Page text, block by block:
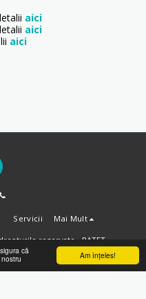
Am înţeles!
că
aici
aici
aici
Servicii Mai Mult
rezervate - PATET
Confidențialitate